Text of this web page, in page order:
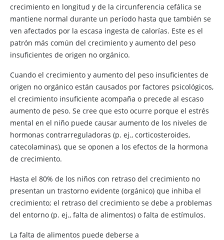
crecimiento en longitud y de la circunferencia cefálica se
mantiene normal durante un período hasta que también se
ven afectados por la escasa ingesta de calorías. Este es el
patrón más común del crecimiento y aumento del peso
insuficientes de origen no orgánico.
Cuando el crecimiento y aumento del peso insuficientes de
origen no orgánico están causados por factores psicológicos,
el crecimiento insuficiente acompaña o precede al escaso
aumento de peso. Se cree que esto ocurre porque el estrés
mental en el niño puede causar aumento de los niveles de
hormonas contrarreguladoras (p. ej., corticosteroides,
catecolaminas), que se oponen a los efectos de la hormona
de crecimiento.
Hasta el 80% de los niños con retraso del crecimiento no
presentan un trastorno evidente (orgánico) que inhiba el
crecimiento; el retraso del crecimiento se debe a problemas
del entorno (p. ej., falta de alimentos) o falta de estímulos.
La falta de alimentos puede deberse a